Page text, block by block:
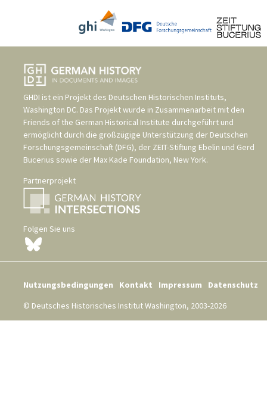
GHDI ist ein Projekt des Deutschen Historischen Instituts,
Washington DC. Das Projekt wurde in Zusammenarbeit mit den
Friends of the German Historical Institute durchgeführt und
ermöglicht durch die großzügige Unterstützung der Deutschen
Forschungsgemeinschaft (DFG), der ZEIT-Stiftung Ebelin und Gerd
Bucerius sowie der Max Kade Foundation, New York.
Partnerprojekt
Folgen Sie uns
Nutzungsbedingungen Kontakt Impressum
Datenschutz
© Deutsches Historisches Institut Washington, 2003-2026